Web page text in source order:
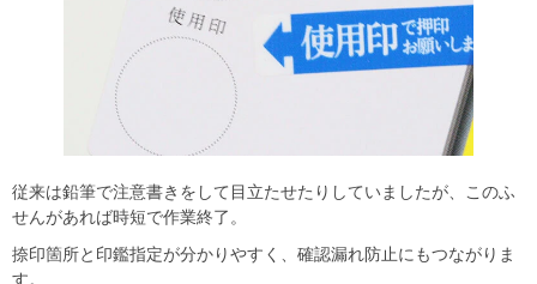
従来は鉛筆で注意書きをして目立たせたりしていましたが、このふ
せんがあれば時短で作業終了。
捺印箇所と印鑑指定が分かりやすく、確認漏れ防止にもつながりま
す。